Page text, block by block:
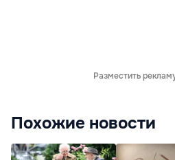
Разместить
Похожие новости